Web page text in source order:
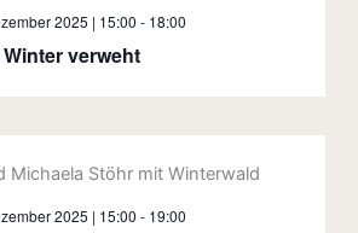
verweht
2025 | 15:00 - 18:00
2025 | 15:00 - 19:00